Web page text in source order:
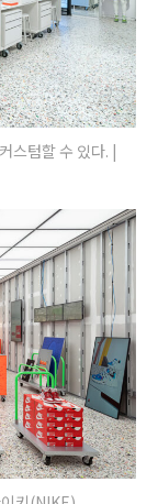
스텀할 수 있다. |